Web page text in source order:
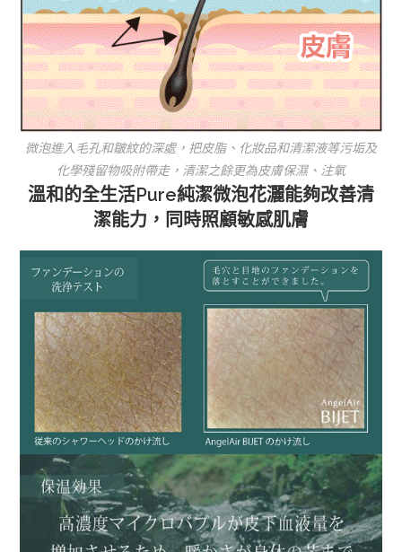
微泡進入毛孔和皺紋的深處，把皮脂、化妝品和清潔液等污垢及
化學殘留物吸附帶走，清潔之餘更為皮膚保濕、注氧
溫和的全生活Pure純潔微泡花灑能夠改善清
潔能力，同時照顧敏感肌膚